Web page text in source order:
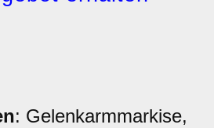
: Gelenkarmmarkise,